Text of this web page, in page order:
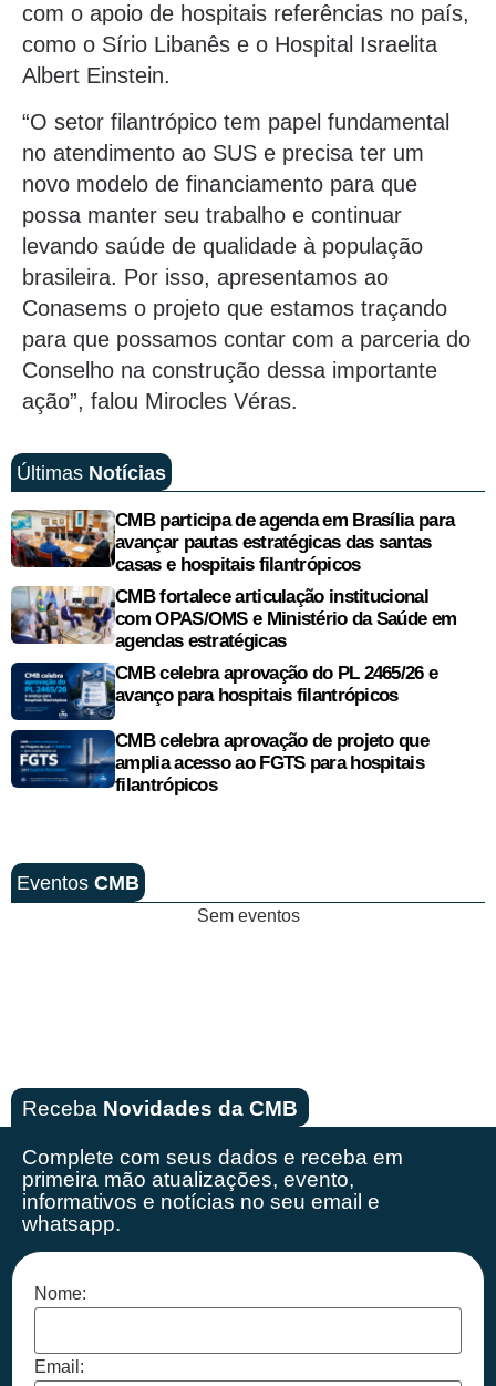
com o apoio de hospitais referências no país,
como o Sírio Libanês e o Hospital Israelita
Albert Einstein.
“O setor filantrópico tem papel fundamental
no atendimento ao SUS e precisa ter um
novo modelo de financiamento para que
possa manter seu trabalho e continuar
levando saúde de qualidade à população
brasileira. Por isso, apresentamos ao
Conasems o projeto que estamos traçando
para que possamos contar com a parceria do
Conselho na construção dessa importante
ação”, falou Mirocles Véras.
Últimas Notícias
CMB participa de agenda em Brasília para
avançar pautas estratégicas das santas
casas e hospitais filantrópicos
CMB fortalece articulação institucional
com OPAS/OMS e Ministério da Saúde em
agendas estratégicas
CMB celebra aprovação do PL 2465/26 e
avanço para hospitais filantrópicos
CMB celebra aprovação de projeto que
amplia acesso ao FGTS para hospitais
filantrópicos
Eventos CMB
Sem eventos
Receba Novidades da CMB
Complete com seus dados e receba em
primeira mão atualizações, evento,
informativos e notícias no seu email e
whatsapp.
Nome:
Email: